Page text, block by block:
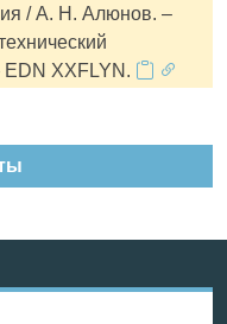
/ А. Н. Алюнов. –
XXFLYN.